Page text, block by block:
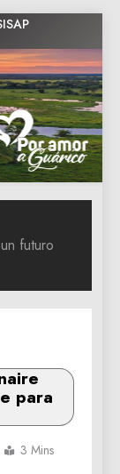
de Guarico
futuro
para
3 Mins